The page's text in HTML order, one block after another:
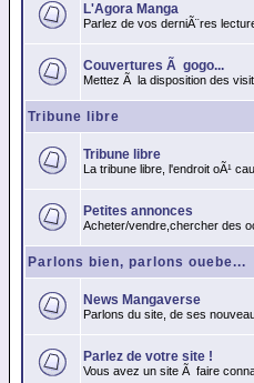
L'Agora Manga
Parlez de vos derniÃ¨res
Couvertures Ã gogo...
Mettez Ã la disposition des
Tribune libre
Tribune libre
La tribune libre, l'endroit oÃ¹
Petites annonces
Acheter/vendre,chercher des
Parlons bien, parlons ouebe...
News Mangaverse
Parlons du site, de ses
Parlez de votre site !
Vous avez un site Ã faire